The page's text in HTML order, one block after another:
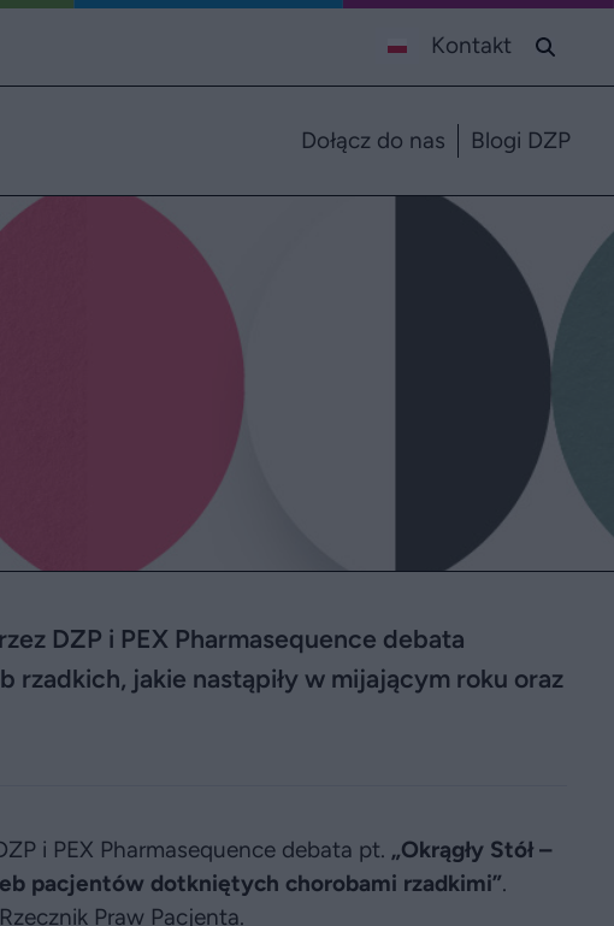
Kontakt
Dołącz do nas Blogi DZP
DZP i PEX Pharmasequence debata
rzadkich, jakie nastąpiły w mijającym roku oraz
i PEX Pharmasequence debata pt. „Okrągły Stół –
pacjentów dotkniętych chorobami rzadkimi”.
Praw Pacjenta.